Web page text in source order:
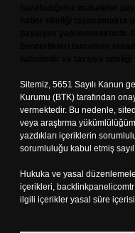
Sitemiz, 5651 Sayılı Kanun
Kurumu (BTK) tarafından
vermektedir. Bu nedenle,
veya araştırma
yazdıkları içeriklerin
sorumluluğu kabul etmiş
Hukuka ve yasal
içerikleri,
ilgili içerikler yasal süre